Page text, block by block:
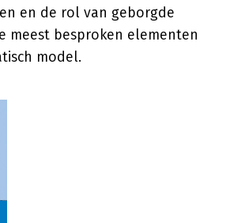
en de rol van geborgde
meest besproken elementen
model.